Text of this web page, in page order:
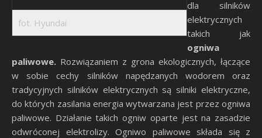
fot. Hyundai
dla silników
elektrycznych
takich jak
ogniwa
paliwowe. Rozwiązaniem z grona ekologicznych, łączące
w sobie cechy silników napędzanych wodorem oraz
tradycyjnych silników elektrycznych są silniki elektryczne,
do których zasilania energia wytwarzana jest przez ogniwa
paliwowe. Działanie takich ogniw oparte jest na zasadzie
odwróconej elektrolizy. Ogniwo paliwowe składa się z